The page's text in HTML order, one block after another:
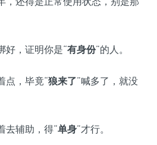
好，证明你是“有身份”的人。
点，毕竟“狼来了”喊多了，就没
去辅助，得“单身”才行。